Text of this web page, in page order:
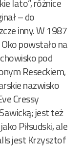
lato”, różnice
– do
inny. W 1987
powstało na
pod
Reseckiem,
nazwisko
Cressy
jest też
Piłsudski, ale
jest Krzysztof